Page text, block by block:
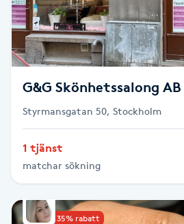
Face framing
Faceliftmassage
Fibromassage
Fillers
G&G Skönhetssalong AB
Styrmansgatan 50, Stockholm
1 tjänst
matchar sökning
Upp till 35% rabatt